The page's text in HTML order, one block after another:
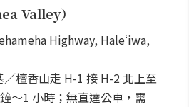
Valley）
Highway, Haleʻiwa,
檀香山走 H-1 接 H-2 北上至
～1 小時；無直達公車，需